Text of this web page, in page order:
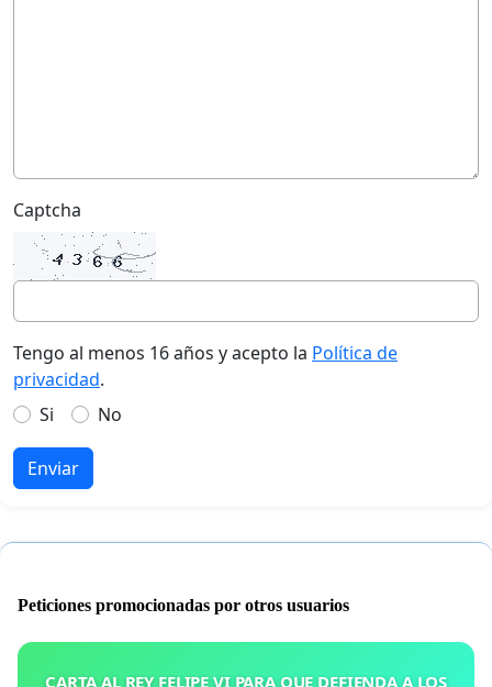
Captcha
Tengo al menos 16 años y acepto la Política de
privacidad.
Si
No
Enviar
Peticiones promocionadas por otros usuarios
CARTA AL REY FELIPE VI PARA QUE DEFIENDA A LOS